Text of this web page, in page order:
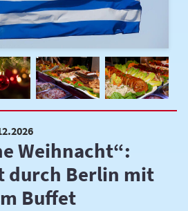
Weihnacht“:
durch Berlin mit
Buffet